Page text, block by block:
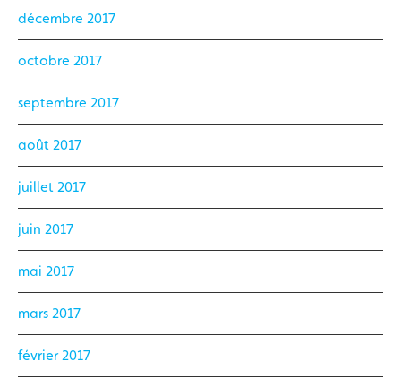
décembre 2017
octobre 2017
septembre 2017
août 2017
juillet 2017
juin 2017
mai 2017
mars 2017
février 2017